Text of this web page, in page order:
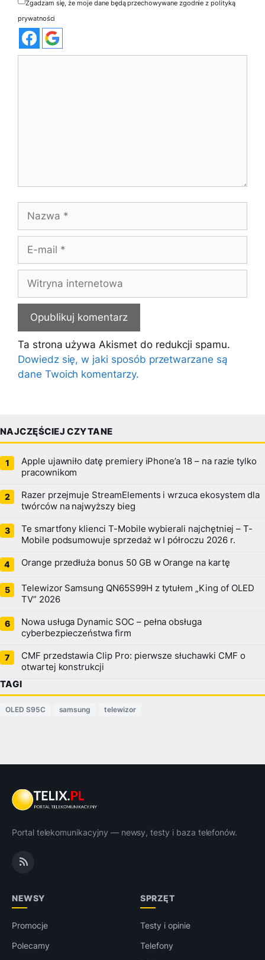
Zgadzam się, że moje dane będą przechowywane zgodnie z polityką
prywatności
mail
internetowa
Ta strona używa Akismet do redukcji spamu.
Dowiedz się, w jaki sposób przetwarzane są
dane Twoich komentarzy.
NAJCZĘŚCIEJ CZYTANE
Apple ujawniło datę premiery iPhone’a 18 – na razie tylko
pracownikom
Razer przejmuje StreamElements i wrzuca ekosystem dla
twórców na najwyższy bieg
Te smartfony klienci T-Mobile wybierali najchętniej – T-
Mobile podsumowuje sprzedaż w I półroczu 2026 r.
Orange przedłuża bonus 50 GB w Orange na kartę
Telewizor Samsung QN65S99H z tytułem „King of OLED
TV” 2026
Nowa usługa Dynamic SOC – pełna obsługa
cyberbezpieczeństwa firm
CMF przedstawia Clip Pro: pierwsze słuchawki CMF o
otwartej konstrukcji
TAGI
OLED S95C samsung telewizor
Portal telekomunikacyjny — newsy, testy i baza telefonów.
NEWSY
Promocje
Polecamy
SPRZĘT
Testy i opinie
Telefony